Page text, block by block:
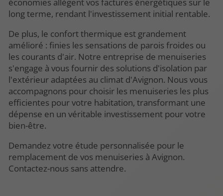
long terme, rendant l'investissement initial rentable.
De plus, le confort thermique est grandement
amélioré : finies les sensations de parois froides ou
les courants d'air. Notre entreprise de menuiseries
s'engage à vous fournir des solutions d'isolation par
l'extérieur adaptées au climat d'Avignon. Nous vous
accompagnons pour choisir les menuiseries les plus
efficientes pour votre habitation, transformant une
dépense en un véritable investissement pour votre
bien-être.
Demandez votre étude personnalisée pour le
remplacement de vos menuiseries à Avignon.
Contactez-nous sans attendre.